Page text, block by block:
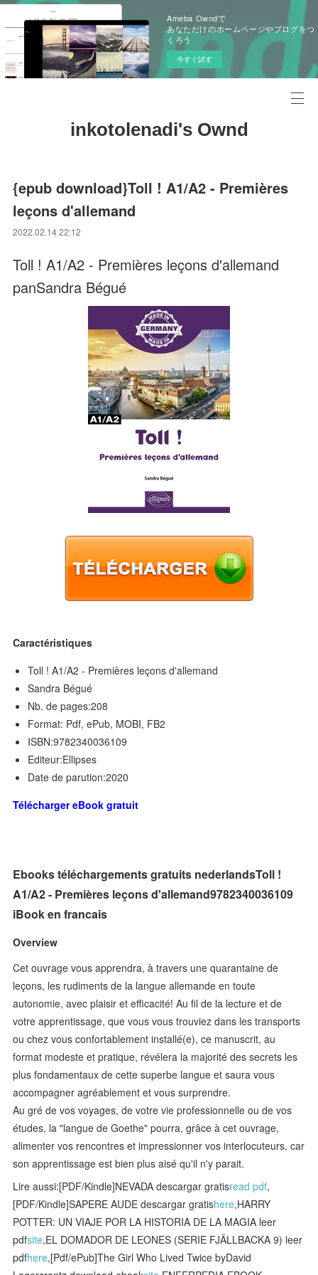
Ameba Owndで
あなただけのホームページやブログをつ
くろう
今すぐ試す
inkotolenadi's Ownd
{epub download}Toll ! A1/A2 - Premières
leçons d'allemand
2022.02.14 22:12
Toll ! A1/A2 - Premières leçons d'allemand
panSandra Bégué
Caractéristiques
Toll ! A1/A2 - Premières leçons d'allemand
Sandra Bégué
Nb. de pages:208
Format: Pdf, ePub, MOBI, FB2
ISBN:9782340036109
Editeur:Ellipses
Date de parution:2020
Télécharger eBook gratuit
Ebooks téléchargements gratuits nederlandsToll !
A1/A2 - Premières leçons d'allemand9782340036109
iBook en francais
Overview
Cet ouvrage vous apprendra, à travers une quarantaine de
leçons, les rudiments de la langue allemande en toute
autonomie, avec plaisir et efficacité! Au fil de la lecture et de
votre apprentissage, que vous vous trouviez dans les transports
ou chez vous confortablement installé(e), ce manuscrit, au
format modeste et pratique, révélera la majorité des secrets les
plus fondamentaux de cette superbe langue et saura vous
accompagner agréablement et vous surprendre.
Au gré de vos voyages, de votre vie professionnelle ou de vos
études, la "langue de Goethe" pourra, grâce à cet ouvrage,
alimenter vos rencontres et impressionner vos interlocuteurs, car
son apprentissage est bien plus aisé qu'il n'y parait.
Lire aussi:[PDF/Kindle]NEVADA descargar gratisread pdf,
[PDF/Kindle]SAPERE AUDE descargar gratishere,HARRY
POTTER: UN VIAJE POR LA HISTORIA DE LA MAGIA leer
pdfsite,EL DOMADOR DE LEONES (SERIE FJÄLLBACKA 9) leer
pdfhere,[Pdf/ePub]The Girl Who Lived Twice byDavid